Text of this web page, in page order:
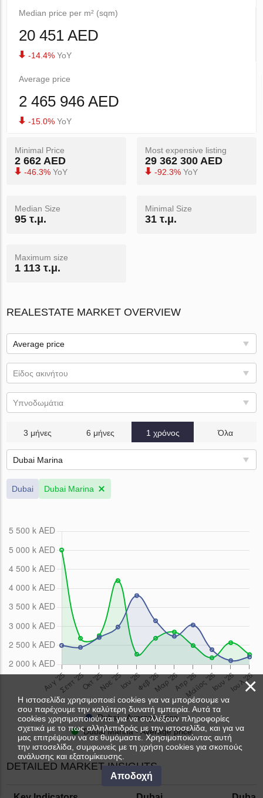
Median price per m² (sqm)
20 451 AED
-14.4% YoY
Average price
2 465 946 AED
-15.0% YoY
Minimal Price
2 662 AED
-46.3% YoY
Most expensive listing
29 362 300 AED
-92.3% YoY
Median Size
95 τ.μ.
Minimal Size
31 τ.μ.
Maximum size
1 113 τ.μ.
REALESTATE MARKET OVERVIEW
Average price
Είδος ακινήτου
Υπνοδωμάτια
3 μήνες 6 μήνες 1 χρόνος Όλα
Dubai Marina
Dubai Dubai Marina
Dubai - Average price
Dubai Marina - Average price
DETAILED MARKET INSIGHTS
×
Η ιστοσελίδα χρησιμοποιεί cookies για να μπορέσουμε να
σου παρέχουμε την καλύτερη δυνατή εμπειρία. Αυτά τα
cookies χρησιμοποιούνται για να συλλέξουν πληροφορίες
σχετικά με το πως αλληλεπιδράς με την ιστοσελίδα, και για να
μας επιτρέψουν να σε θυμόμαστε. Χρησιμοποιώντας αυτή
την ιστοσελίδα, συμφωνείς με τη χρήση cookies για σκοπούς
ανάλυσης και εξατομίκευσης.
Αποδοχή